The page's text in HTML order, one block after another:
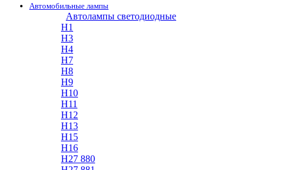
Автомобильные лампы
Автолампы светодиодные
H1
H3
H4
H7
H8
H9
H10
H11
H12
H13
H15
H16
H27 880